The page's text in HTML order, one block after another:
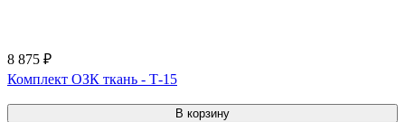
8 875 ₽
Комплект ОЗК ткань - Т-15
В корзину